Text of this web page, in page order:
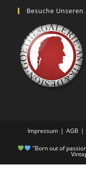
Besuche Unseren
Impressum AGB
"Born out of